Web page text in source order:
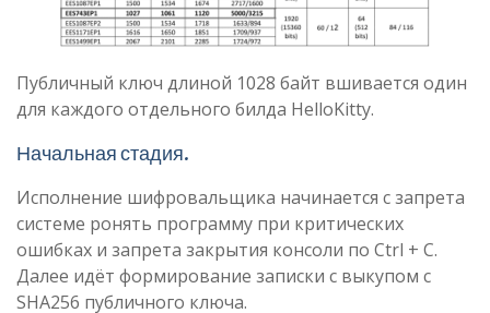
Публичный ключ длиной 1028 байт вшивается один
для каждого отдельного билда HelloKitty.
Начальная стадия.
Исполнение шифровальщика начинается с запрета
системе ронять программу при критических
ошибках и запрета закрытия консоли по Ctrl + C.
Далее идёт формирование записки с выкупом с
SHA256 публичного ключа.